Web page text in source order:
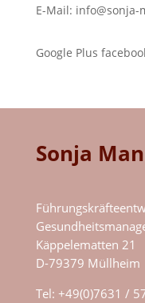
E-Mail:
Google Plus
Sonja
Käppelematten 21
D-79379 Müllheim
Tel: +49(0)7631 /